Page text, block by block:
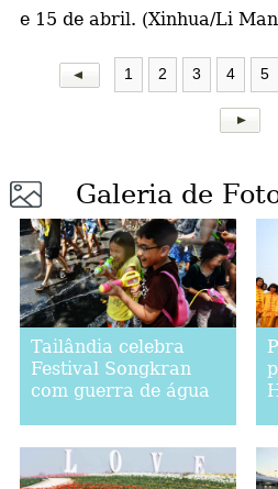
e 15 de abril. (Xinhua/Li
1 2 3 4 5
Galeria de
Tailândia celebra
Festival Songkran
com guerra de água